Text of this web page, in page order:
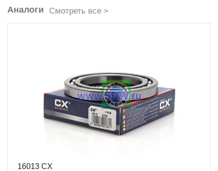
Аналоги Смотреть все >
16013 CX